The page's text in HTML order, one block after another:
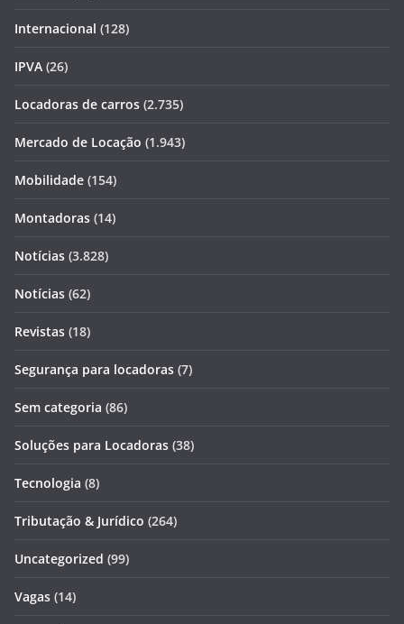
Internacional (128)
IPVA (26)
Locadoras de carros (2.735)
Mercado de Locação (1.943)
Mobilidade (154)
Montadoras (14)
Notícias (3.828)
Notícias (62)
Revistas (18)
Segurança para locadoras (7)
Sem categoria (86)
Soluções para Locadoras (38)
Tecnologia (8)
Tributação & Jurídico (264)
Uncategorized (99)
Vagas (14)